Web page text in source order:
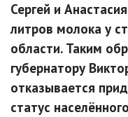
Сергей и
литров молока у
области. Таким
губернатору
отказывается
статус